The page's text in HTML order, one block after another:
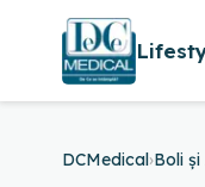
DCMedical›Boli